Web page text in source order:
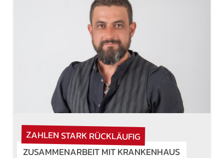
ZAHLEN STARK RÜCKLÄUFIG
ZUSAMMENARBEIT MIT KRANKENHAUS